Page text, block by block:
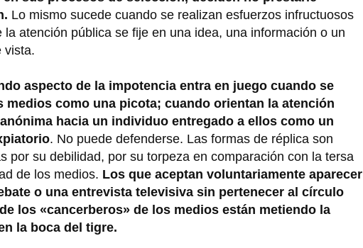
Lo mismo sucede cuando se realizan esfuerzos infructuosos
la atención pública se fije en una idea, una información o un
vista.
aspecto de la impotencia entra en juego cuando se
medios como una picota; cuando orientan la atención
hacia un individuo entregado a ellos como un
. No puede defenderse. Las formas de réplica son
por su debilidad, por su torpeza en comparación con la tersa
de los medios. Los que aceptan voluntariamente aparecer
o una entrevista televisiva sin pertenecer al círculo
los «cancerberos» de los medios están metiendo la
la boca del tigre.